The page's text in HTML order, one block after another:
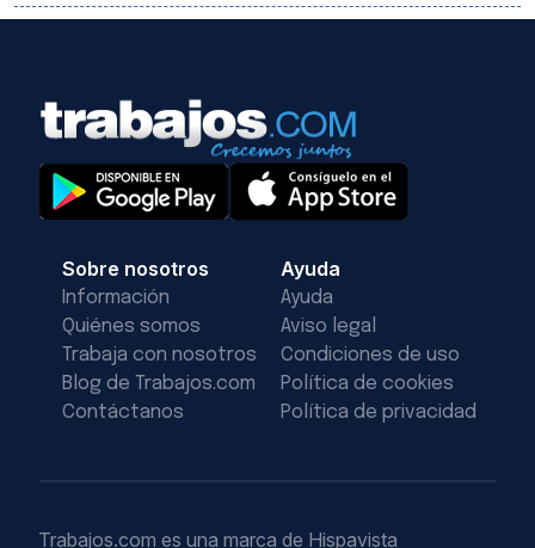
Sobre nosotros
Información
Quiénes somos
Trabaja con nosotros
Blog de Trabajos.com
Contáctanos
Ayuda
Ayuda
Aviso legal
Condiciones de uso
Política de cookies
Política de privacidad
Trabajos.com es una marca de Hispavista